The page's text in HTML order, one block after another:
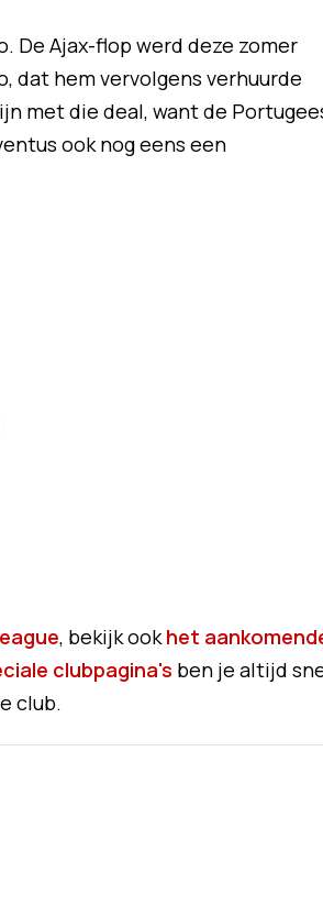
De Ajax-flop werd deze zomer
dat hem vervolgens verhuurde
met die deal, want de
ook nog eens een
, bekijk ookhet
clubpagina's ben je altijd
club.